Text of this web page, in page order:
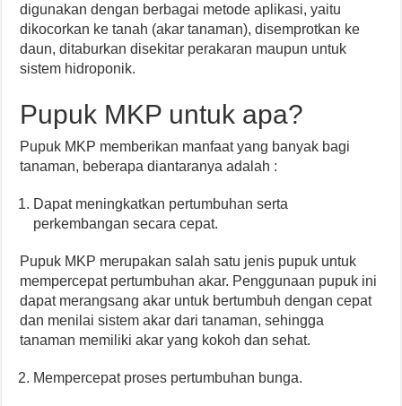
digunakan dengan berbagai metode aplikasi, yaitu
dikocorkan ke tanah (akar tanaman), disemprotkan ke
daun, ditaburkan disekitar perakaran maupun untuk
sistem hidroponik.
Pupuk MKP untuk apa?
Pupuk MKP memberikan manfaat yang banyak bagi
tanaman, beberapa diantaranya adalah :
Dapat meningkatkan pertumbuhan serta
perkembangan secara cepat.
Pupuk MKP merupakan salah satu jenis pupuk untuk
mempercepat pertumbuhan akar. Penggunaan pupuk ini
dapat merangsang akar untuk bertumbuh dengan cepat
dan menilai sistem akar dari tanaman, sehingga
tanaman memiliki akar yang kokoh dan sehat.
Mempercepat proses pertumbuhan bunga.